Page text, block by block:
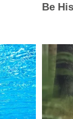
Be